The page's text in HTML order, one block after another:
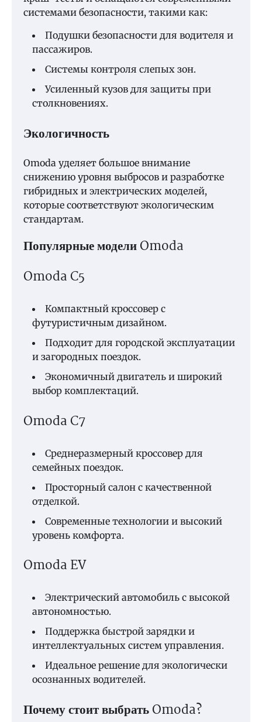
системами безопасности, такими как:
Подушки безопасности для водителя и
пассажиров.
Системы контроля слепых зон.
Усиленный кузов для защиты при
столкновениях.
Экологичность
Omoda уделяет большое внимание
снижению уровня выбросов и разработке
гибридных и электрических моделей,
которые соответствуют экологическим
стандартам.
Популярные модели Omoda
Omoda C5
Компактный кроссовер с
футуристичным дизайном.
Подходит для городской эксплуатации
и загородных поездок.
Экономичный двигатель и широкий
выбор комплектаций.
Omoda C7
Среднеразмерный кроссовер для
семейных поездок.
Просторный салон с качественной
отделкой.
Современные технологии и высокий
уровень комфорта.
Omoda EV
Электрический автомобиль с высокой
автономностью.
Поддержка быстрой зарядки и
интеллектуальных систем управления.
Идеальное решение для экологически
осознанных водителей.
Почему стоит выбрать Omoda?